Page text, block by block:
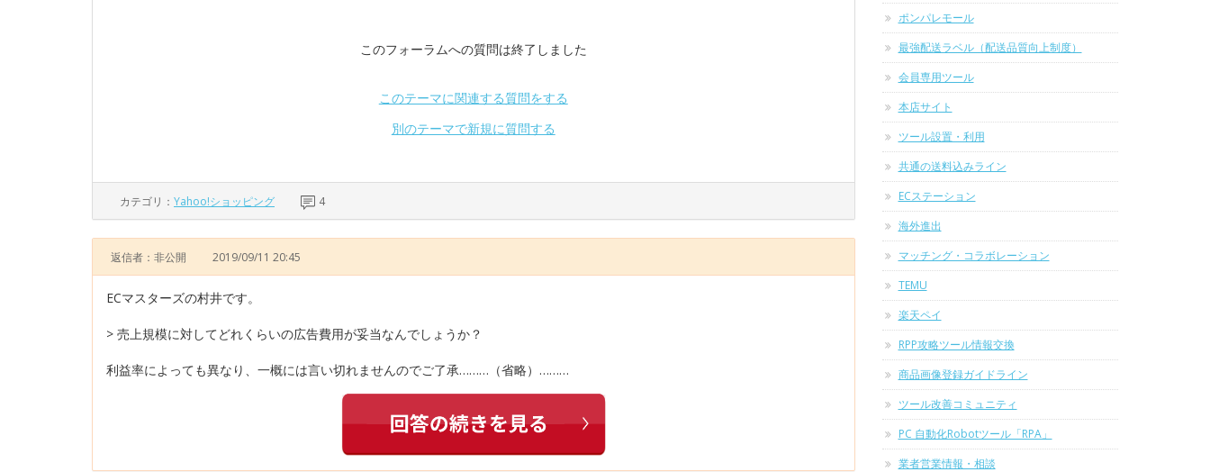
このフォーラムへの質問は終了しました
このテーマに関連する質問をする
別のテーマで新規に質問する
カテゴリ： Yahoo!ショッピング 4
返信者：非公開 2019/09/11 20:45
ECマスターズの村井です。
> 売上規模に対してどれくらいの広告費用が妥当なんでしょうか？
利益率によっても異なり、一概には言い切れませんのでご了承………（省略）………
ポンパレモール
最強配送ラベル（配送品質向上制度）
会員専用ツール
本店サイト
ツール設置・利用
共通の送料込みライン
ECステーション
海外進出
マッチング・コラボレーション
TEMU
楽天ペイ
RPP攻略ツール情報交換
商品画像登録ガイドライン
ツール改善コミュニティ
PC 自動化Robotツール「RPA」
業者営業情報・相談